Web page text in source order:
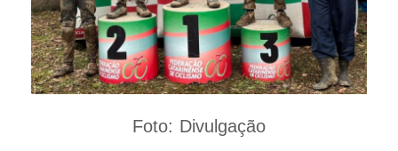
Foto: Divulgação